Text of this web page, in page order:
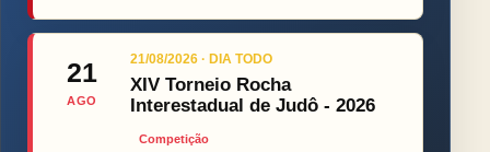
21
AGO
21/08/2026 · DIA TODO
XIV Torneio Rocha
Interestadual de Judô - 2026
Competição